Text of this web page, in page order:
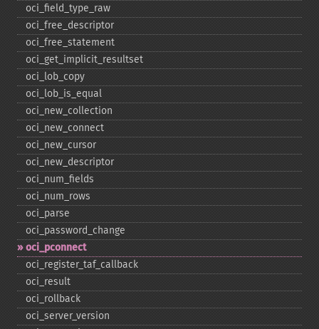
oci_​field_​type_​raw
oci_​free_​descriptor
oci_​free_​statement
oci_​get_​implicit_​resultset
oci_​lob_​copy
oci_​lob_​is_​equal
oci_​new_​collection
oci_​new_​connect
oci_​new_​cursor
oci_​new_​descriptor
oci_​num_​fields
oci_​num_​rows
oci_​parse
oci_​password_​change
oci_​pconnect
oci_​register_​taf_​callback
oci_​result
oci_​rollback
oci_​server_​version